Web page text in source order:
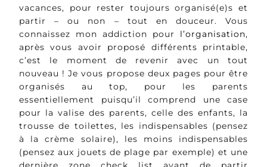
vacances, pour rester toujours organisé(e)s et
partir – ou non – tout en douceur. Vous
connaissez mon addiction pour l’organisation,
après vous avoir proposé différents printable,
c’est le moment de revenir avec un tout
nouveau ! Je vous propose deux pages pour être
organisés au top, pour les parents
essentiellement puisqu’il comprend une case
pour la valise des parents, celle des enfants, la
trousse de toilettes, les indispensables (pensez
à la crème solaire), les moins indispensables
(pensez aux jouets de plage par exemple) et une